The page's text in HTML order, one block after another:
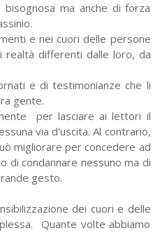
ma anche di forza
e nei cuori delle persone
realtà differenti dalle loro, da
e di testimonianze che li
gente.
per lasciare ai lettori il
via d'uscita. Al contrario,
migliorare per concedere ad
di condannare nessuno ma di
gesto.
dei cuori e delle
Quante volte abbiamo